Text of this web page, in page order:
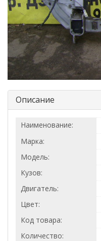
Описание
Наименование:
Марка:
Модель:
Кузов:
Двигатель:
Цвет:
Код товара:
Количество: